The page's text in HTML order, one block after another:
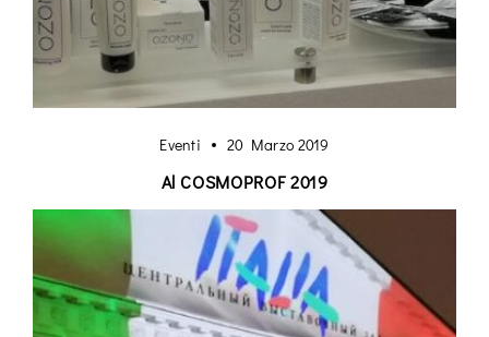
Eventi 20 Marzo 2019
Al COSMOPROF 2019